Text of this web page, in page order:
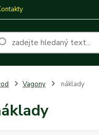
Vagony náklady